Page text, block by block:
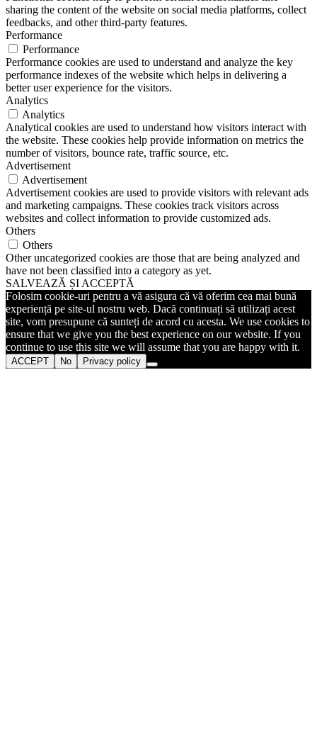
sharing the content of the website on social media platforms, collect
feedbacks, and other third-party features.
Performance
Performance
Performance cookies are used to understand and analyze the key
performance indexes of the website which helps in delivering a
better user experience for the visitors.
Analytics
Analytics
Analytical cookies are used to understand how visitors interact with
the website. These cookies help provide information on metrics the
number of visitors, bounce rate, traffic source, etc.
Advertisement
Advertisement
Advertisement cookies are used to provide visitors with relevant ads
and marketing campaigns. These cookies track visitors across
websites and collect information to provide customized ads.
Others
Others
Other uncategorized cookies are those that are being analyzed and
have not been classified into a category as yet.
SALVEAZĂ ȘI ACCEPTĂ
Folosim cookie-uri pentru a vă asigura că vă oferim cea mai bună
experiență pe site-ul nostru web. Dacă continuați să utilizați acest
site, vom presupune că sunteți de acord cu acesta. We use cookies to
ensure that we give you the best experience on our website. If you
continue to use this site we will assume that you are happy with it.
ACCEPT No Privacy policy